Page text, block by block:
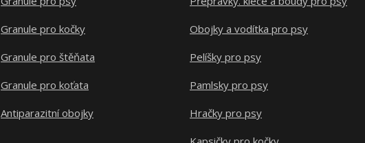
Granule pro kočky
Granule pro štěňata
Granule pro koťata
Antiparazitní obojky
Obojky a vodítka pro psy
Pelíšky pro psy
Pamlsky pro psy
Hračky pro psy